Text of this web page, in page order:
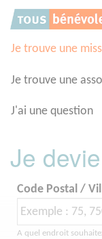
Je trouve une
Je trouve une
J'ai une question
Je
Code Postal /
A quel endroit
Panneau de gestion